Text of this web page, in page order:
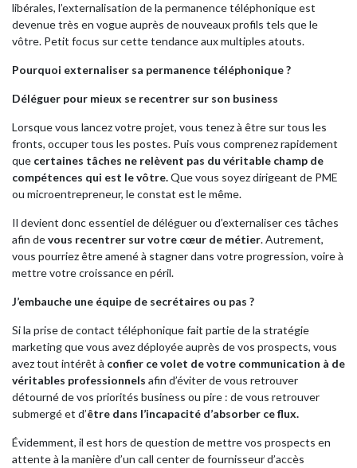
libérales, l’externalisation de la permanence téléphonique est
devenue très en vogue auprès de nouveaux profils tels que le
vôtre. Petit focus sur cette tendance aux multiples atouts.
Pourquoi externaliser sa permanence téléphonique ?
Déléguer pour mieux se recentrer sur son business
Lorsque vous lancez votre projet, vous tenez à être sur tous les
fronts, occuper tous les postes. Puis vous comprenez rapidement
que certaines tâches ne relèvent pas du véritable champ de
compétences qui est le vôtre.Que vous soyez dirigeant de PME
ou microentrepreneur, le constat est le même.
Il devient donc essentiel de déléguer ou d’externaliser ces tâches
afin devous recentrer sur votre cœur de métier. Autrement,
vous pourriez être amené à stagner dans votre progression, voire à
mettre votre croissance en péril.
J’embauche une équipe de secrétaires ou pas ?
Si la prise de contact téléphonique fait partie de la stratégie
marketing que vous avez déployée auprès de vos prospects, vous
avez tout intérêt à confier ce volet de votre communication à de
véritables professionnels afin d’éviter de vous retrouver
détourné de vos priorités business ou pire : de vous retrouver
submergé et d’être dans l’incapacité d’absorber ce flux.
Évidemment, il est hors de question de mettre vos prospects en
attente à la manière d’un call center de fournisseur d’accès